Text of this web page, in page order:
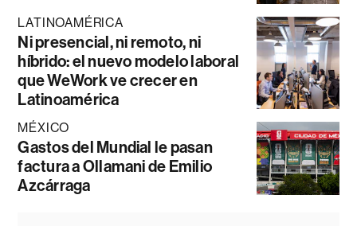
LATINOAMÉRICA
Ni presencial, ni remoto, ni
híbrido: el nuevo modelo laboral
que WeWork ve crecer en
Latinoamérica
MÉXICO
Gastos del Mundial le pasan
factura a Ollamani de Emilio
Azcárraga